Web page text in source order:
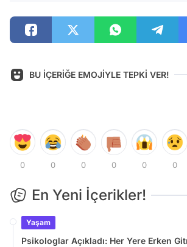
BU İÇERİĞE EMOJİYLE TEPKİ VER!
0 0 0 0 0 0
En Yeni İçerikler!
Yaşam
Psikologlar Açıkladı: Her Yere Erken